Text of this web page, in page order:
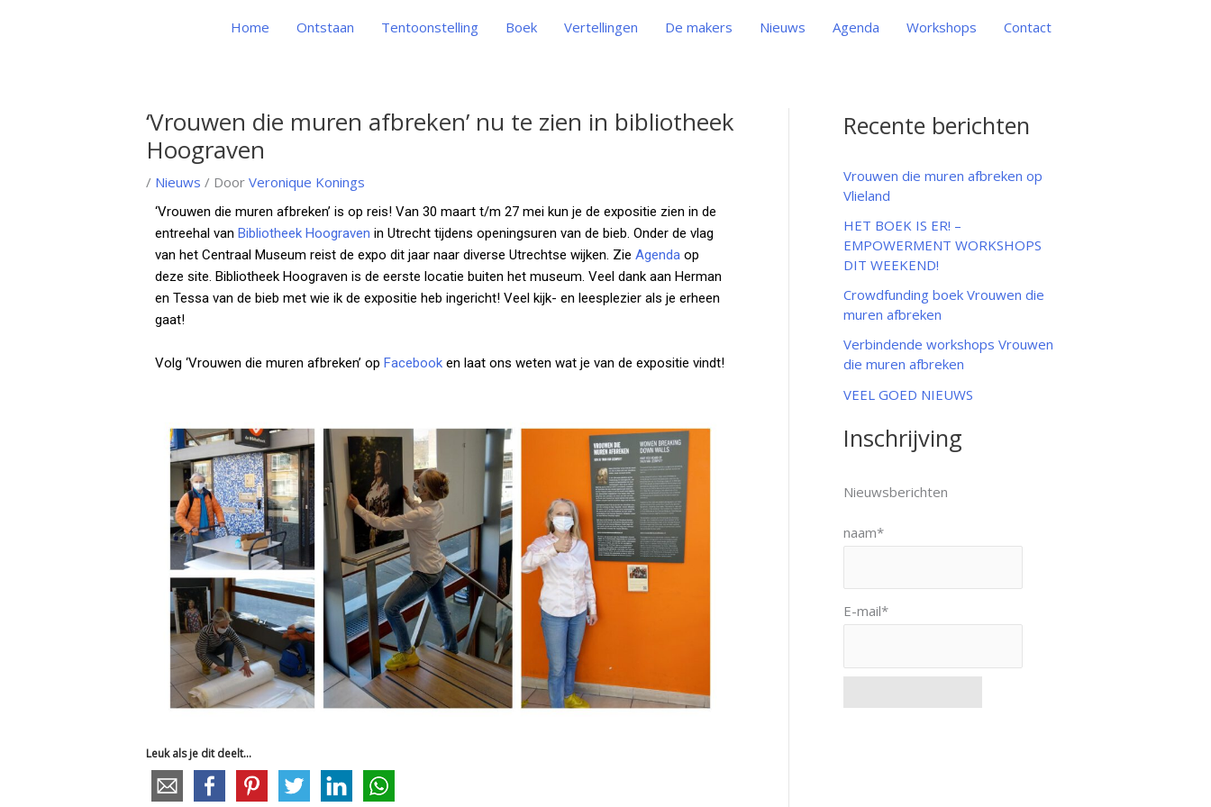
Home Ontstaan Tentoonstelling Boek Vertellingen De makers Nieuws Agenda Workshops Contact
‘Vrouwen die muren afbreken’ nu te zien in bibliotheek
Hoograven
/ Nieuws / Door Veronique Konings
‘Vrouwen die muren afbreken’ is op reis! Van 30 maart t/m 27 mei kun je de expositie zien in de
entreehal van Bibliotheek Hoograven in Utrecht tijdens openingsuren van de bieb. Onder de vlag
van het Centraal Museum reist de expo dit jaar naar diverse Utrechtse wijken. Zie Agenda op
deze site. Bibliotheek Hoograven is de eerste locatie buiten het museum. Veel dank aan Herman
en Tessa van de bieb met wie ik de expositie heb ingericht! Veel kijk- en leesplezier als je erheen
gaat!
Volg ‘Vrouwen die muren afbreken’ op Facebook en laat ons weten wat je van de expositie vindt!
Leuk als je dit deelt...
Bericht
navigatie
Recente berichten
Vrouwen die muren afbreken op
Vlieland
HET BOEK IS ER! –
EMPOWERMENT WORKSHOPS
DIT WEEKEND!
Crowdfunding boek Vrouwen die
muren afbreken
Verbindende workshops Vrouwen
die muren afbreken
VEEL GOED NIEUWS
Inschrijving
Nieuwsberichten
naam*
E-mail*